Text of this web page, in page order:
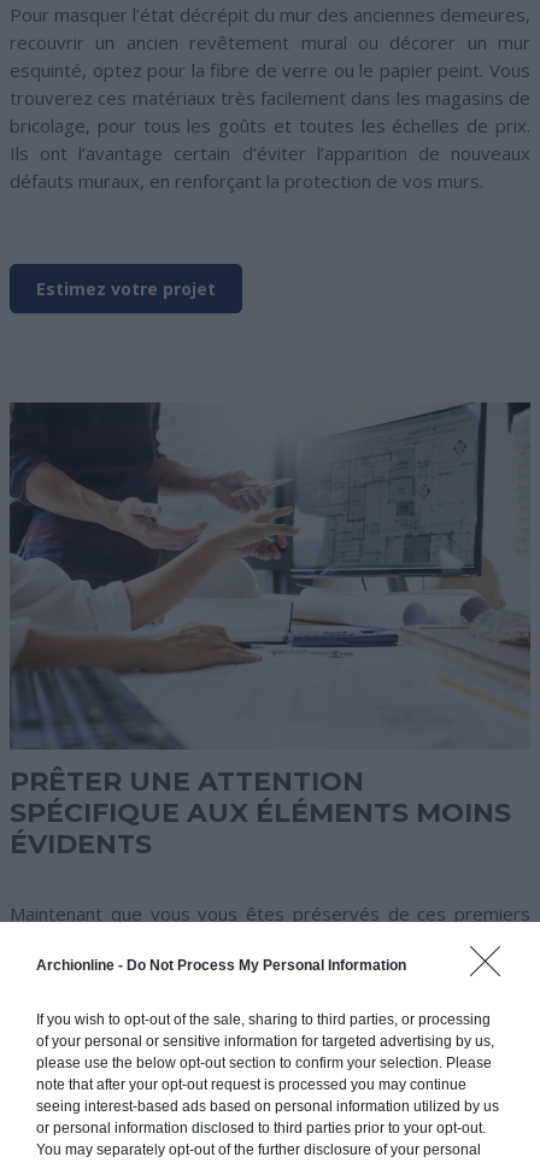
Archionline - Do Not Process My Personal Information
If you wish to opt-out of the sale, sharing to third parties, or processing
of your personal or sensitive information for targeted advertising by us,
please use the below opt-out section to confirm your selection. Please
note that after your opt-out request is processed you may continue
seeing interest-based ads based on personal information utilized by us
or personal information disclosed to third parties prior to your opt-out.
You may separately opt-out of the further disclosure of your personal
Pour masquer l’état décrépit du mur des anciennes demeures,
recouvrir un ancien revêtement mural ou décorer un mur
esquinté, optez pour la fibre de verre ou le papier peint. Vous
trouverez ces matériaux très facilement dans les magasins de
bricolage, pour tous les goûts et toutes les échelles de prix.
Ils ont l’avantage certain d’éviter l’apparition de nouveaux
défauts muraux, en renforçant la protection de vos murs.
Estimez votre projet
PRÊTER UNE ATTENTION
SPÉCIFIQUE AUX ÉLÉMENTS MOINS
ÉVIDENTS
Maintenant que vous vous êtes préservés de ces premiers
écueils bien visibles dans votre futur bien immobilier, prêtez
une attention spécifique aux éléments moins évidents. On
votre confort, et qui est aux abonnés absents dans votre
potentiel logement. Réfléchissez à la pose éventuelle d’une ou
plusieurs cheminées, ou encore à un possible besoin de
ravalement d’une façadeen pierre. Ces rénovations impliquent
évidemment des coûts supplémentaires plutôt onéreux. Si